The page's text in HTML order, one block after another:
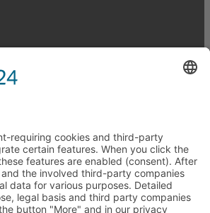
anything*
Abonneren
>Nieuwsbrief